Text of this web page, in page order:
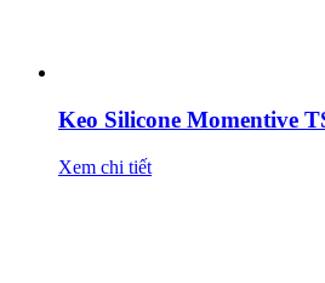
Keo Silicone Momentive
Xem chi tiết